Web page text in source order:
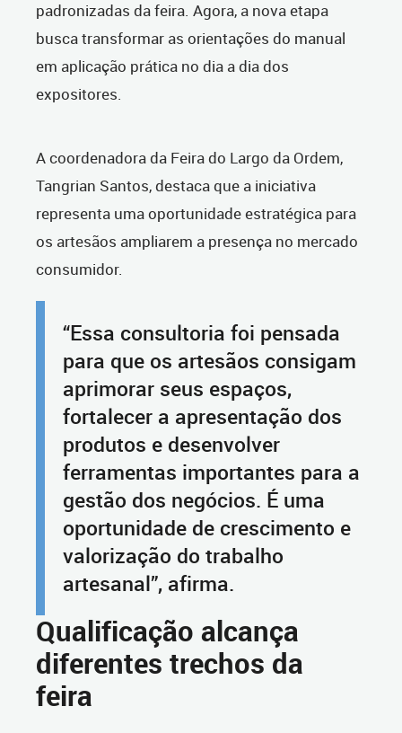
padronizadas da feira. Agora, a nova etapa
busca transformar as orientações do manual
em aplicação prática no dia a dia dos
expositores.
A coordenadora da Feira do Largo da Ordem,
Tangrian Santos, destaca que a iniciativa
representa uma oportunidade estratégica para
os artesãos ampliarem a presença no mercado
consumidor.
“Essa consultoria foi pensada
para que os artesãos consigam
aprimorar seus espaços,
fortalecer a apresentação dos
produtos e desenvolver
ferramentas importantes para a
gestão dos negócios. É uma
oportunidade de crescimento e
valorização do trabalho
artesanal”, afirma.
Qualificação alcança
diferentes trechos da
feira